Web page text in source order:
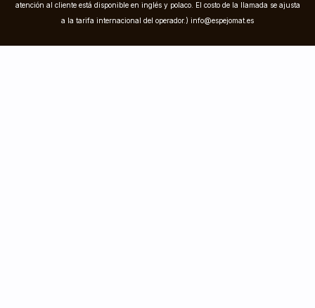
atención al cliente está disponible en inglés y polaco. El costo de la llamada se ajusta
a la tarifa internacional del operador.) info@espejomat.es